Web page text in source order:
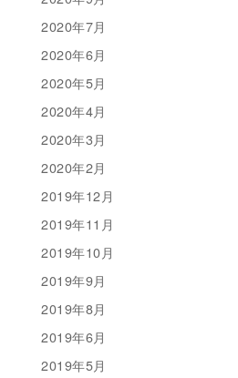
2020年7月
2020年6月
2020年5月
2020年4月
2020年3月
2020年2月
2019年12月
2019年11月
2019年10月
2019年9月
2019年8月
2019年6月
2019年5月